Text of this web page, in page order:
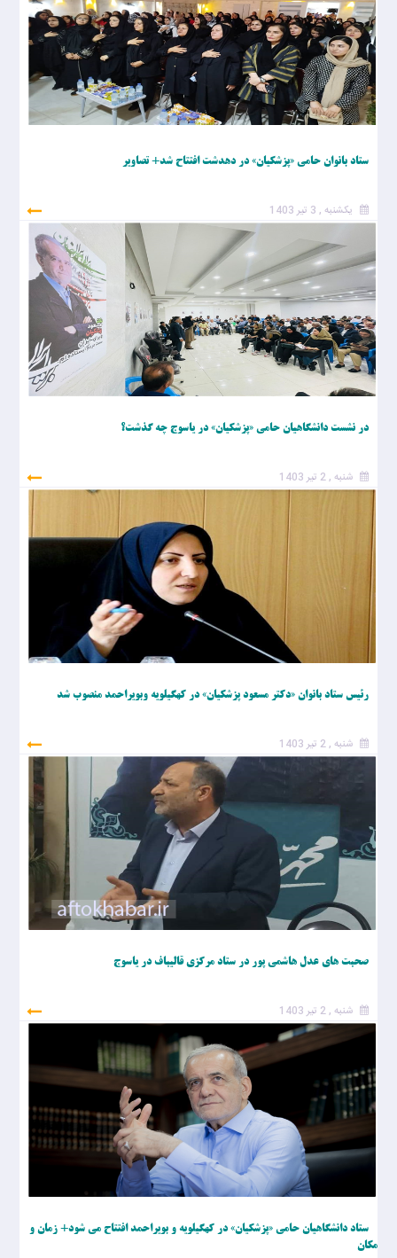
ستاد بانوان حامی «پزشکیان» در دهدشت افتتاح شد+ تصاویر
یکشنبه , 3 تیر 1403
در نشست دانشگاهیان حامی «پزشکیان» در یاسوج چه گذشت؟
شنبه , 2 تیر 1403
رئیس ستاد بانوان «دکتر مسعود پزشکیان» در کهگیلویه وبویراحمد منصوب شد
شنبه , 2 تیر 1403
صحبت های عدل هاشمی پور در ستاد مرکزی قالیباف در یاسوج
شنبه , 2 تیر 1403
ستاد دانشگاهیان حامی «پزشکیان» در کهگیلویه و بویراحمد افتتاح می شود+ زمان و
مکان